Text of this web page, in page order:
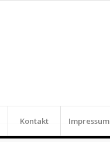
Kontakt Impressum